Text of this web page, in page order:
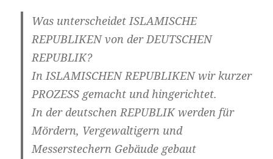
Was unterscheidet ISLAMISCHE
REPUBLIKEN von der DEUTSCHEN
REPUBLIK?
In ISLAMISCHEN REPUBLIKEN wir kurzer
PROZESS gemacht und hingerichtet.
In der deutschen REPUBLIK werden für
Mördern, Vergewaltigern und
Messerstechern Gebäude gebaut